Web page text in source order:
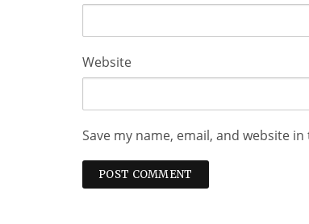
Website
Save my name, email, and website